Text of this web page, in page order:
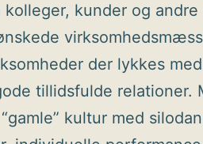
kunder og andre
der lykkes
tillidsfulde relationer.
kultur med